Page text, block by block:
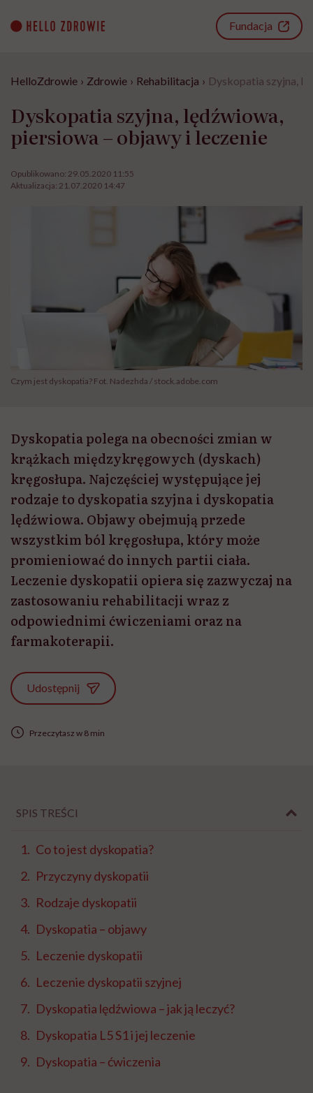
content
Fundacja
HelloZdrowie › Zdrowie › Rehabilitacja › Dyskopatia szyjna,
Dyskopatia szyjna, lędźwiowa,
piersiowa – objawy i leczenie
Opublikowano: 29.05.2020 11:55
Aktualizacja: 21.07.2020 14:47
Czym jest dyskopatia? Fot. Nadezhda / stock.adobe.com
Dyskopatia polega na obecności zmian w
krążkach międzykręgowych (dyskach)
kręgosłupa. Najczęściej występujące jej
rodzaje to dyskopatia szyjna i dyskopatia
lędźwiowa. Objawy obejmują przede
wszystkim ból kręgosłupa, który może
promieniować do innych partii ciała.
Leczenie dyskopatii opiera się zazwyczaj na
zastosowaniu rehabilitacji wraz z
odpowiednimi ćwiczeniami oraz na
farmakoterapii.
Udostępnij
Przeczytasz w 8 min
SPIS TREŚCI
Co to jest dyskopatia?
Przyczyny dyskopatii
Rodzaje dyskopatii
Dyskopatia – objawy
Leczenie dyskopatii
Leczenie dyskopatii szyjnej
Dyskopatia lędźwiowa – jak ją leczyć?
Dyskopatia L5 S1 i jej leczenie
Dyskopatia – ćwiczenia